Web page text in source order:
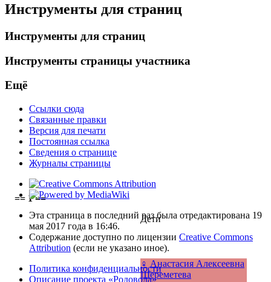
== 1 ==
Дети
♀ Анастасия Алексеевна
Шереметева
Инструменты для страниц
Инструменты для страниц
Инструменты страницы участника
Ещё
Ссылки сюда
Связанные правки
Версия для печати
Постоянная ссылка
Сведения о странице
Журналы страницы
Эта страница в последний раз была отредактирована 19
мая 2017 года в 16:46.
Содержание доступно по лицензии Creative Commons
Attribution (если не указано иное).
Политика конфиденциальности
Описание проекта «Родовода»